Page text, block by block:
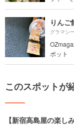
りん
グラマシ
ポット
このスポットが
【新宿高島屋の楽し